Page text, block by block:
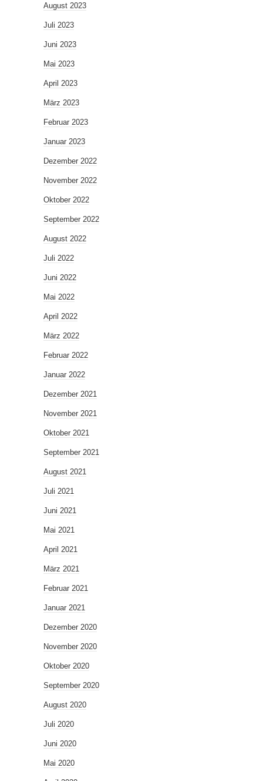
August 2023
Juli 2023
Juni 2023
Mai 2023
April 2023
März 2023
Februar 2023
Januar 2023
Dezember 2022
November 2022
Oktober 2022
September 2022
August 2022
Juli 2022
Juni 2022
Mai 2022
April 2022
März 2022
Februar 2022
Januar 2022
Dezember 2021
November 2021
Oktober 2021
September 2021
August 2021
Juli 2021
Juni 2021
Mai 2021
April 2021
März 2021
Februar 2021
Januar 2021
Dezember 2020
November 2020
Oktober 2020
September 2020
August 2020
Juli 2020
Juni 2020
Mai 2020